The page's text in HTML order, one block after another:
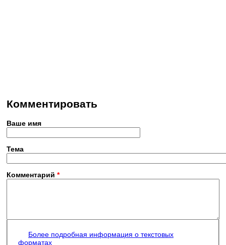
Комментировать
Ваше имя
Тема
Комментарий *
Более подробная информация о текстовых
форматах